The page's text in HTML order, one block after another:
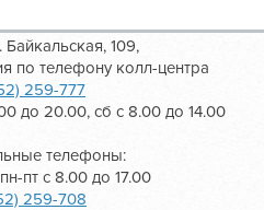
Байкальская, 109,
по телефону колл-центра
259-777
до 20.00, сб с 8.00 до 14.00
телефоны:
пт с 8.00 до 17.00
259-708